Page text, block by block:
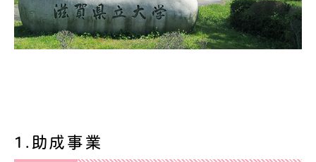
1.助成事業